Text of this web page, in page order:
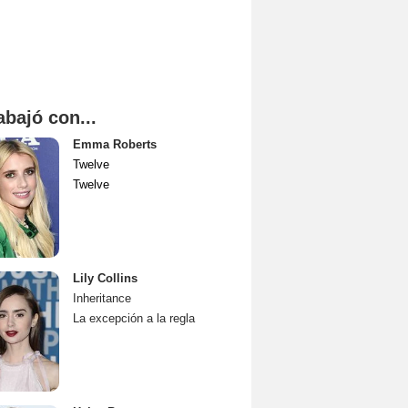
con...
Emma Roberts
Twelve
Twelve
Lily Collins
Inheritance
La excepción a la regla